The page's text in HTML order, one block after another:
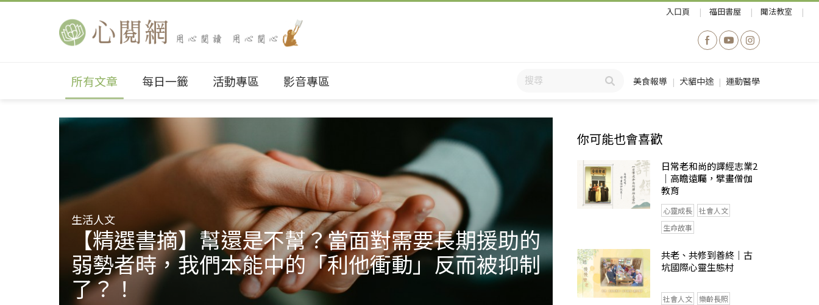
入口頁 福田書屋 聞法教室
所有文章 每日一籤 活動專區 影音專區 美食報導 犬貓中途 運動醫學
生活人文
【精選書摘】幫還是不幫？當面對需要長期援助的
弱勢者時，我們本能中的「利他衝動」反而被抑制
了？！
你可能也會喜歡
日常老和尚的譯經志業2
｜高瞻遠矚，擘畫僧伽
教育
心靈成長
社會人文
生命故事
共老、共修到善終｜古
坑國際心靈生態村
社會人文
樂齡長照